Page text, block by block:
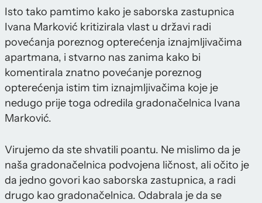
Isto tako pamtimo kako je saborska zastupnica
Ivana Marković kritizirala vlast u državi radi
povećanja poreznog opterećenja iznajmljivačima
apartmana, i stvarno nas zanima kako bi
komentirala znatno povećanje poreznog
opterećenja istim tim iznajmljivačima koje je
nedugo prije toga odredila gradonačelnica Ivana
Marković.
Virujemo da ste shvatili poantu. Ne mislimo da je
naša gradonačelnica podvojena ličnost, ali očito je
da jedno govori kao saborska zastupnica, a radi
drugo kao gradonačelnica. Odabrala je da se